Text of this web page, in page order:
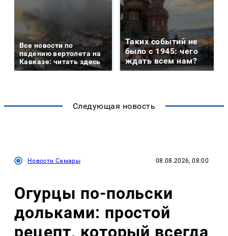
Все новости по
падению вертолета на
Кавказе: читать здесь
Таких событий не
было с 1945: чего
ждать всем нам?
Следующая новость
Новости Самары 08.08.2026, 08:00
Огурцы по‑польски
дольками: простой
рецепт, который всегда